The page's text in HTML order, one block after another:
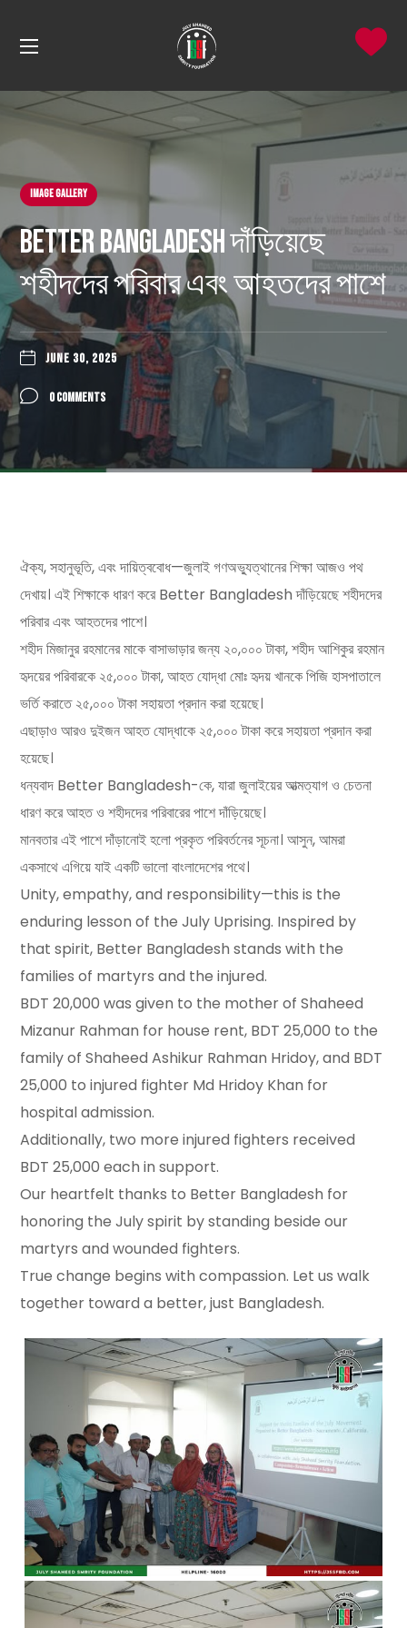
Image Gallery
Better Bangladesh দাঁড়িয়েছে
শহীদদের পরিবার এবং আহতদের পাশে
JUNE 30, 2025
0 COMMENTS
ঐক্য, সহানুভূতি, এবং দায়িত্ববোধ—জুলাই গণঅভ্যুত্থানের শিক্ষা আজও পথ
দেখায়। এই শিক্ষাকে ধারণ করে Better Bangladesh দাঁড়িয়েছে শহীদদের
পরিবার এবং আহতদের পাশে।
শহীদ মিজানুর রহমানের মাকে বাসাভাড়ার জন্য ২০,০০০ টাকা, শহীদ আশিকুর রহমান
হৃদয়ের পরিবারকে ২৫,০০০ টাকা, আহত যোদ্ধা মোঃ হৃদয় খানকে পিজি হাসপাতালে
ভর্তি করাতে ২৫,০০০ টাকা সহায়তা প্রদান করা হয়েছে।
এছাড়াও আরও দুইজন আহত যোদ্ধাকে ২৫,০০০ টাকা করে সহায়তা প্রদান করা
হয়েছে।
ধন্যবাদ Better Bangladesh-কে, যারা জুলাইয়ের আত্মত্যাগ ও চেতনা
ধারণ করে আহত ও শহীদদের পরিবারের পাশে দাঁড়িয়েছে।
মানবতার এই পাশে দাঁড়ানোই হলো প্রকৃত পরিবর্তনের সূচনা। আসুন, আমরা
একসাথে এগিয়ে যাই একটি ভালো বাংলাদেশের পথে।
Unity, empathy, and responsibility—this is the
enduring lesson of the July Uprising. Inspired by
that spirit, Better Bangladesh stands with the
families of martyrs and the injured.
BDT 20,000 was given to the mother of Shaheed
Mizanur Rahman for house rent, BDT 25,000 to the
family of Shaheed Ashikur Rahman Hridoy, and BDT
25,000 to injured fighter Md Hridoy Khan for
hospital admission.
Additionally, two more injured fighters received
BDT 25,000 each in support.
Our heartfelt thanks to Better Bangladesh for
honoring the July spirit by standing beside our
martyrs and wounded fighters.
True change begins with compassion. Let us walk
together toward a better, just Bangladesh.